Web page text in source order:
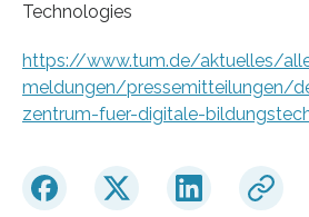
Technologies
https://www.tum.de/aktuelles/
meldungen/pressemitteilungen/
zentrum-fuer-digitale-